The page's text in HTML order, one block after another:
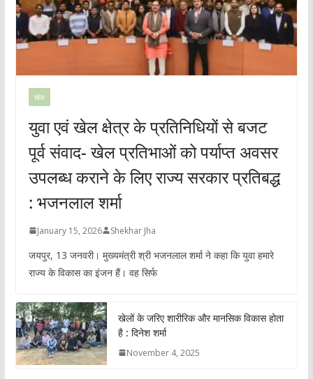
खेल
युवा एवं खेल क्षेत्र के प्रतिनिधियों से बजट
पूर्व संवाद- खेल प्रतिभाओं को पर्याप्त अवसर
उपलब्ध कराने के लिए राज्य सरकार प्रतिबद्ध
: भजनलाल शर्मा
January 15, 2026 Shekhar Jha
जयपुर, 13 जनवरी। मुख्यमंत्री श्री भजनलाल शर्मा ने कहा कि युवा हमारे
राज्य के विकास का इंजन हैं। वह सिर्फ
खेलों के जरिए शारीरिक और मानसिक विकास होता
है : दिनेश शर्मा
November 4, 2025